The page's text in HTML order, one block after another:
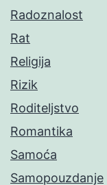
Radoznalost
Rat
Religija
Rizik
Roditeljstvo
Romantika
Samoća
Samopouzdanje